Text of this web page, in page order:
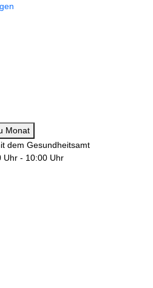
Monat
dem Gesundheitsamt
Uhr - 10:00 Uhr